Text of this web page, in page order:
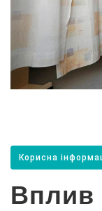
Корисна
Вплив